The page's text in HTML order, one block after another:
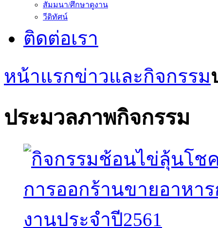
สัมมนา/ศึกษาดูงาน
วีดิทัศน์
ติดต่อเรา
หน้าแรกข่าวและกิจกรรม
ประมวลภาพกิจกรรม